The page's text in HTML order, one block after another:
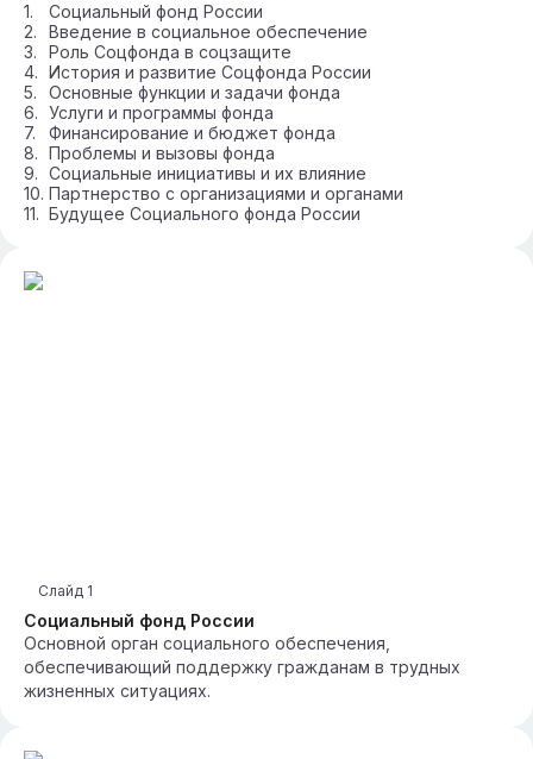
Социальный фонд России
Введение в социальное обеспечение
Роль Соцфонда в соцзащите
История и развитие Соцфонда России
Основные функции и задачи фонда
Услуги и программы фонда
Финансирование и бюджет фонда
Проблемы и вызовы фонда
Социальные инициативы и их влияние
Партнерство с организациями и органами
Будущее Социального фонда России
Социальный фонд России
Слайд 1
Основной орган социального обеспечения,
обеспечивающий поддержку гражданам в трудных
жизненных ситуациях.